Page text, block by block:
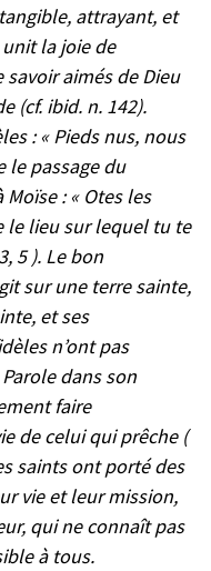
attrayant, et
la joie de
savoir aimés de Dieu
(cf. ibid. n. 142).
: « Pieds nus, nous
le passage du
: « Otes les
le lieu sur lequel tu te
5 ). Le bon
sur une terre sainte,
et ses
n’ont pas
dans son
faire
de celui qui prêche (
saints ont porté des
vie et leur mission,
qui ne connaît pas
à tous.